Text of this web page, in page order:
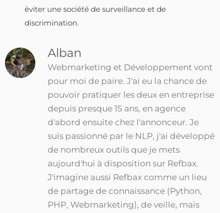
éviter une société de surveillance et de
discrimination.
Alban
Webmarketing et Développement vont
pour moi de paire. J'ai eu la chance de
pouvoir pratiquer les deux en entreprise
depuis presque 15 ans, en agence
d'abord ensuite chez l'annonceur. Je
suis passionné par le NLP, j'ai développé
de nombreux outils que je mets
aujourd'hui à disposition sur Refbax.
J'imagine aussi Refbax comme un lieu
de partage de connaissance (Python,
PHP, Webmarketing), de veille, mais